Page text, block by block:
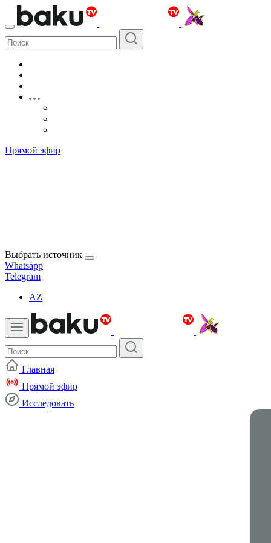
Прямой эфир
Выбрать источник
Whatsapp
Telegram
AZ
Главная
Прямой эфир
Исследовать